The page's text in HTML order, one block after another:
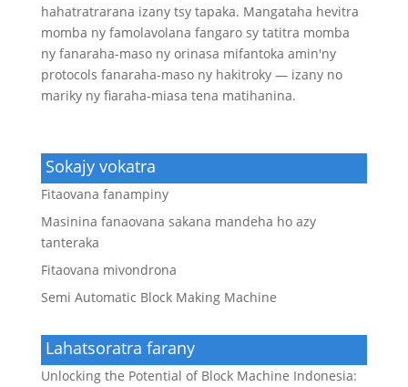
hahatratrarana izany tsy tapaka. Mangataha hevitra
momba ny famolavolana fangaro sy tatitra momba
ny fanaraha-maso ny orinasa mifantoka amin'ny
protocols fanaraha-maso ny hakitroky — izany no
mariky ny fiaraha-miasa tena matihanina.
Sokajy vokatra
Fitaovana fanampiny
Masinina fanaovana sakana mandeha ho azy
tanteraka
Fitaovana mivondrona
Semi Automatic Block Making Machine
Lahatsoratra farany
Unlocking the Potential of Block Machine Indonesia: